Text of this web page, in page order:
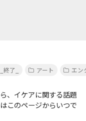
_終了_ アート エン
、イケアに関する話題
このページからいつで